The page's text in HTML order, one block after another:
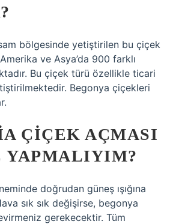
bölgesinde yetiştirilen bu çiçek
ve Asya’da 900 farklı
Bu çiçek türü özellikle ticari
Begonya çiçekleri
ÇIÇEK AÇMASI
YAPMALIYIM?
doğrudan güneş ışığına
sık sık değişirse, begonya
gerekecektir. Tüm